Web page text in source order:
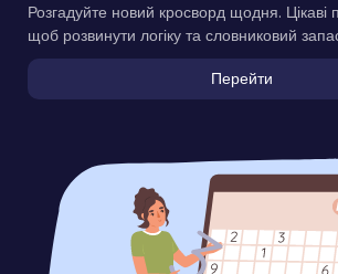
Розгадуйте новий кросворд щодня. Цікаві
щоб розвинути логіку та словниковий
Перейти